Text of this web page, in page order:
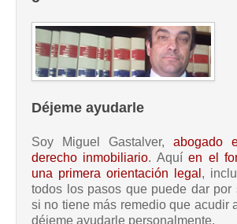
Déjeme ayudarle
Soy Miguel Gastalver, abogado
derecho inmobiliario. Aquíen el
una primera orientación legal ,
todos los pasos que puede dar por
si no tiene más remedio que acudir
déjeme ayudarle personalmente.